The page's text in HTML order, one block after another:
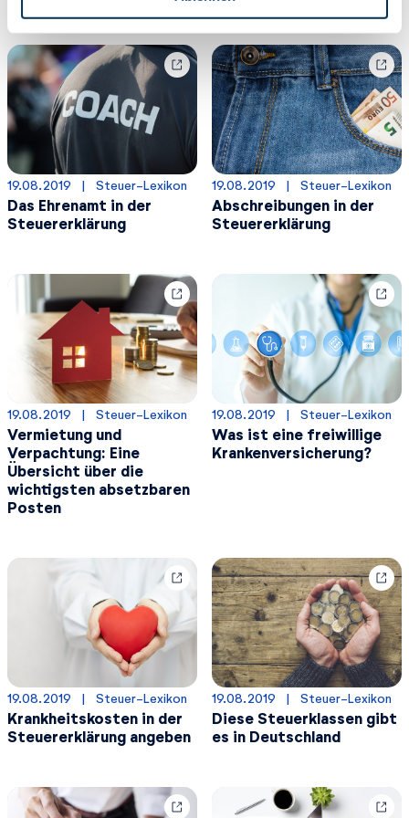
l
19.08.2019
  |
Steuer-Lexikon
Das Ehrenamt in der
Steuererklärung
19.08.2019
  |
Steuer-Lexikon
Abschreibungen in der
Steuererklärung
19.08.2019
  |
Steuer-Lexikon
Vermietung und
Verpachtung: Eine
Übersicht über die
wichtigsten absetzbaren
Posten
19.08.2019
  |
Steuer-Lexikon
Was ist eine freiwillige
Krankenversicherung?
19.08.2019
  |
Steuer-Lexikon
Krankheitskosten in der
Steuererklärung angeben
19.08.2019
  |
Steuer-Lexikon
Diese Steuerklassen gibt
es in Deutschland